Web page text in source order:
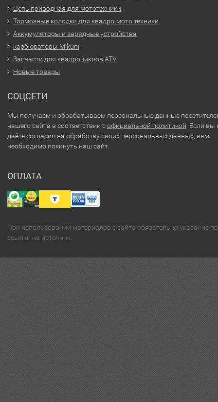
Цепь приводная для мототехники
Тормозные колодки для квадро-мото техники
Аккумуляторы и зарядные устройства
карбюраторы Mikuni
Запчасти для квадроциклов ATV
Новые товары
СОЦСЕТИ
Мы получаем и обрабатываем персональные данные
нашего сайта в соответствии софициальной политикой . Если вы
даёте согласия на обработку своих персональных данных, вам
необходимо покинуть наш сайт.
ОПЛАТА
При использовании материалов с сайта обязательно указание
ссылки на источник.